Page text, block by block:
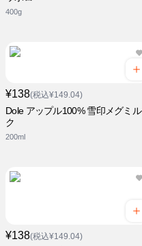
400g
¥138(税込¥149.04)
Dole アップル100% 雪印メグミル
ク
200ml
¥138(税込¥149.04)